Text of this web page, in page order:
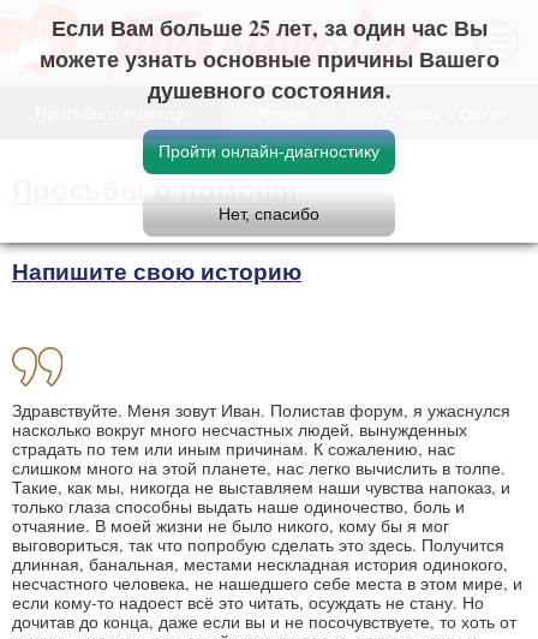
Если Вам больше 25 лет, за один час Вы
можете узнать основные причины Вашего
душевного состояния.
Просьбы о помощи
Напишите свою историю
Здравствуйте. Меня зовут Иван. Полистав форум, я ужаснулся
насколько вокруг много несчастных людей, вынужденных
страдать по тем или иным причинам. К сожалению, нас
слишком много на этой планете, нас легко вычислить в толпе.
Такие, как мы, никогда не выставляем наши чувства напоказ, и
только глаза способны выдать наше одиночество, боль и
отчаяние. В моей жизни не было никого, кому бы я мог
выговориться, так что попробую сделать это здесь. Получится
длинная, банальная, местами нескладная история одинокого,
несчастного человека, не нашедшего себе места в этом мире, и
если кому-то надоест всё это читать, осуждать не стану. Но
дочитав до конца, даже если вы и не посочувствуете, то хоть от